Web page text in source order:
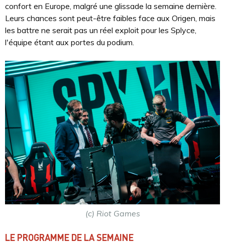
confort en Europe, malgré une glissade la semaine dernière.
Leurs chances sont peut-être faibles face aux Origen, mais
les battre ne serait pas un réel exploit pour les Splyce,
l'équipe étant aux portes du podium.
(c) Riot Games
LE PROGRAMME DE LA SEMAINE